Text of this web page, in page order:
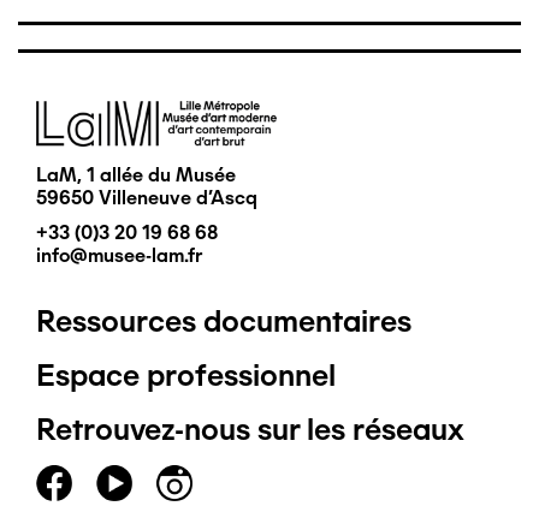
Image
LaM, 1 allée du Musée
59650 Villeneuve d'Ascq
+33 (0)3 20 19 68 68
info@musee-lam.fr
Pied
de
page
Ressources documentaires
Espace professionnel
Retrouvez-nous sur les réseaux